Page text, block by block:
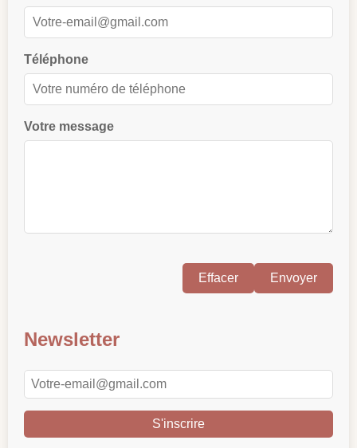
Téléphone
Votre message
Effacer Envoyer
Newsletter
S'inscrire